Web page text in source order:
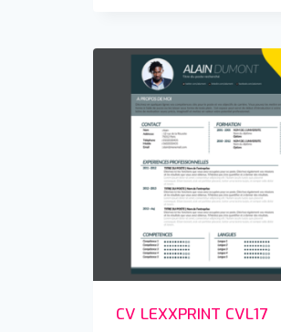
CV LEXXPRINT CVL17